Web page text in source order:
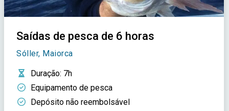
Saídas de pesca de 6 horas
Sóller, Maiorca
Duração: 7h
Equipamento de pesca
Depósito não reembolsável